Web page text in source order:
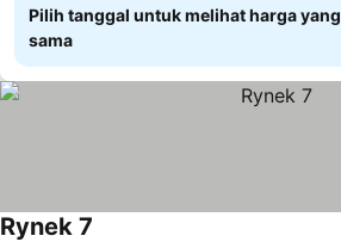
Pilih tanggal untuk melihat harga yang
sama
Rynek 7